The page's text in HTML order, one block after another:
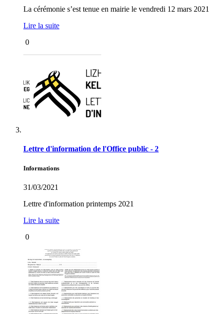
La cérémonie s’est tenue en mairie le vendredi 12 mars 2021
Lire la suite
0
Lettre d'information de l'Office public - 2
Informations
31/03/2021
Lettre d'information printemps 2021
Lire la suite
0